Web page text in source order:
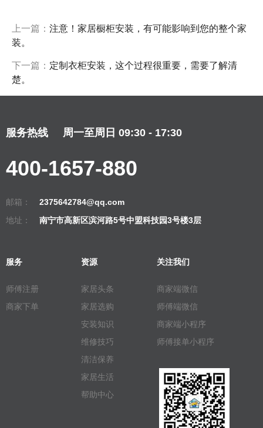
上一篇： 注意！家居橱柜安装，有可能影响到您的整个家
装。
下一篇： 定制衣柜安装，这个过程很重要，需要了解清
楚。
服务热线 周一至周日 09:30 - 17:30
400-1657-880
邮箱：
2375642784@qq.com
地址：
南宁市高新区滨河路5号中盟科技园3号楼3层
服务
师傅注册
商家下单
资源
家居头条
家居选购
安装知识
维修技巧
清洁保养
家居生活
帮助中心
关注我们
商家端微信
师傅端微信
商家端小程序
师傅接单小程序